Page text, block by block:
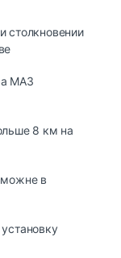
столкновении
МАЗ
8 км на
в